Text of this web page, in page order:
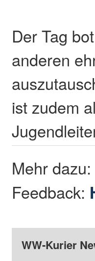
Der Tag
anderen
ist zudem
Mehr dazu:
Feedback:
WW-Kurier